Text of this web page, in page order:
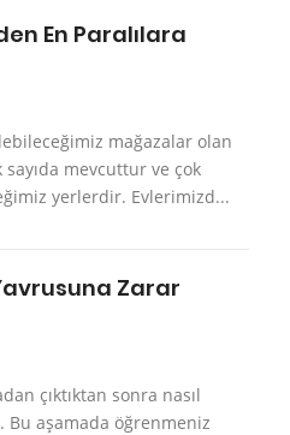
En Paralılara
mağazalar olan
mevcuttur ve çok
yerlerdir. Evlerimizd...
Zarar
çıktıktan sonra nasıl
aşamada öğrenmeniz